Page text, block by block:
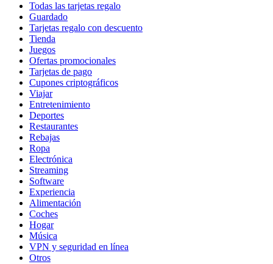
Todas las tarjetas regalo
Guardado
Tarjetas regalo con descuento
Tienda
Juegos
Ofertas promocionales
Tarjetas de pago
Cupones criptográficos
Viajar
Entretenimiento
Deportes
Restaurantes
Rebajas
Ropa
Electrónica
Streaming
Software
Experiencia
Alimentación
Coches
Hogar
Música
VPN y seguridad en línea
Otros